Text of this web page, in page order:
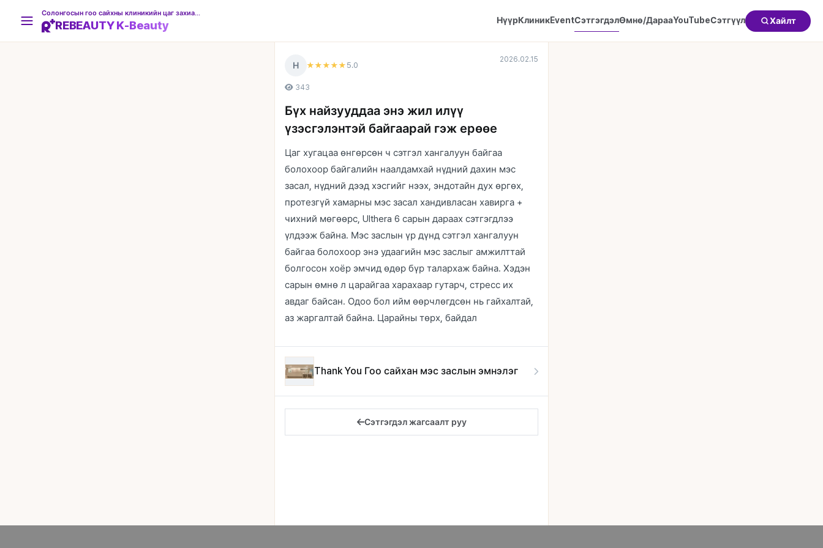
REBEAUTY K-Beauty НүүрКлиникEventСэтгэгдэлӨмнө/ДарааYouTubeСэтгүүл Хайлт
Н ★★★★★ 5.0
2026.02.15
343
Бүх найзууддаа энэ жил илүү
үзэсгэлэнтэй байгаарай гэж ерөөе
Цаг хугацаа өнгөрсөн ч сэтгэл хангалуун байгаа
болохоор байгалийн наалдамхай нүдний дахин мэс
засал, нүдний дээд хэсгийг нээх, эндотайн дух өргөх,
протезгүй хамарны мэс засал хандивласан хавирга +
чихний мөгөөрс, Ulthera 6 сарын дараах сэтгэгдлээ
үлдээж байна. Мэс заслын үр дүнд сэтгэл хангалуун
байгаа болохоор энэ удаагийн мэс заслыг амжилттай
болгосон хоёр эмчид өдөр бүр талархаж байна. Хэдэн
сарын өмнө л царайгаа харахаар гутарч, стресс их
авдаг байсан. Одоо бол ийм өөрчлөгдсөн нь гайхалтай,
аз жаргалтай байна. Царайны төрх, байдал
Thank You Гоо сайхан мэс заслын эмнэлэг
Сэтгэгдэл жагсаалт руу